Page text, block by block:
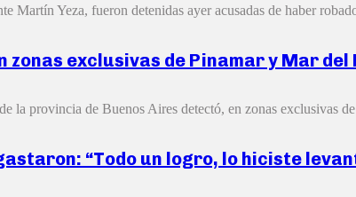
Yeza, fueron detenidas ayer acusadas de haber
exclusivas de Pinamar y Mar del
la provincia de Buenos Aires detectó, en zonas exclusivas
“Todo un logro, lo hiciste